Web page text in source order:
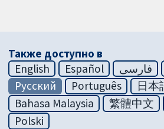
Также доступно в
English
Español فارسی
Русский
Português
日本
Bahasa Malaysia
繁體中文
Polski